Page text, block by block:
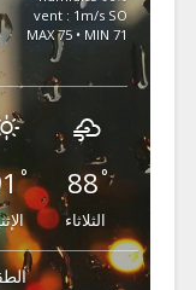
vent : 1m/s SO
MAX 75 • MIN 71
° 88°
الثلاثاء